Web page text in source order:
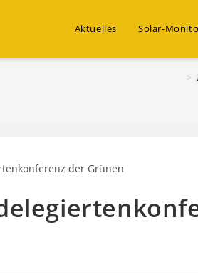
Aktuelles Solar-
>